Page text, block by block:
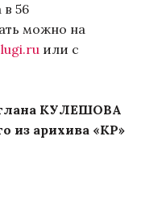
в 56
можно на
или с
КУЛЕШОВА
из арихива «КР»